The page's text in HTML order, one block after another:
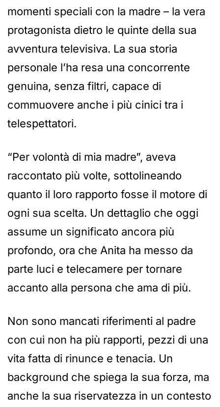
momenti speciali con la madre – la vera
protagonista dietro le quinte della sua
avventura televisiva. La sua storia
personale l’ha resa una concorrente
genuina, senza filtri, capace di
commuovere anche i più cinici tra i
telespettatori.
“Per volontà di mia madre”, aveva
raccontato più volte, sottolineando
quanto il loro rapporto fosse il motore di
ogni sua scelta. Un dettaglio che oggi
assume un significato ancora più
profondo, ora che Anita ha messo da
parte luci e telecamere per tornare
accanto alla persona che ama di più.
Non sono mancati riferimenti al padre
con cui non ha più rapporti, pezzi di una
vita fatta di rinunce e tenacia. Un
background che spiega la sua forza, ma
anche la sua riservatezza in un contesto